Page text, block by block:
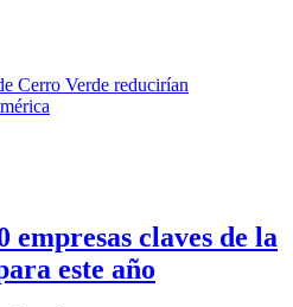
empresas claves de la
este año